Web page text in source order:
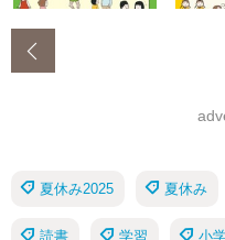
夏休み2025 夏休み
読書 学習 小